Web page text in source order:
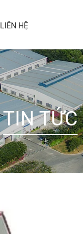
LIÊN HỆ
TIN TỨC